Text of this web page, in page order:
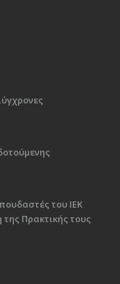
του ΙΕΚ
Πρακτικής τους